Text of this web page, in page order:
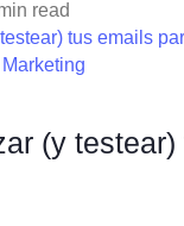
read
(y